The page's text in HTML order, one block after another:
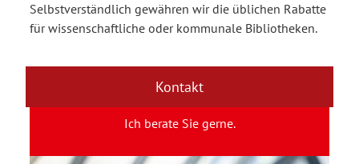
Selbstverständlich gewähren wir die üblichen Rabatte
für wissenschaftliche oder kommunale Bibliotheken.
Kontakt
Ich berate Sie gerne.